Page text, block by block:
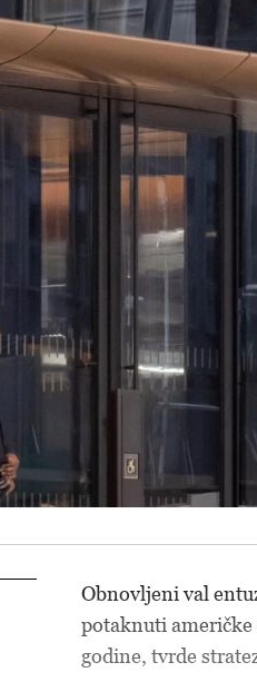
Obnovljeni val
potaknuti američke
godine, tvrde